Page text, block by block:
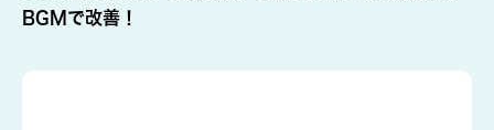
BGMで改善！